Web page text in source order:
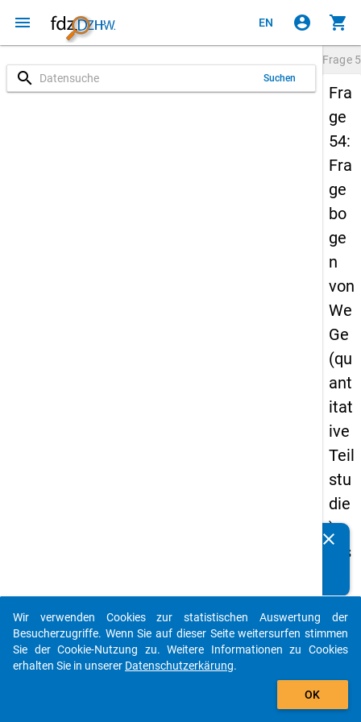
menu EN account_circle shopping_cart
search Suchen
Frage
Fra
ge
54:
Fra
ge
bo
ge
n
von
We
Ge
(qu
ant
itat
ive
Teil
stu
die
) -
ers
We
lle
54
clear
auto_stories
add_shopping_cart
Wir verwenden Cookies zur statistischen Auswertung der
Besucherzugriffe. Wenn Sie auf dieser Seite weitersurfen stimmen
Sie der Cookie-Nutzung zu. Weitere Informationen zu Cookies
erhalten Sie in unserer Datenschutzerkärung.
OK